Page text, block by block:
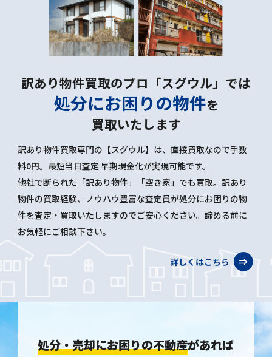
訳あり物件買取のプロ「スグウル」では
処分にお困りの物件を
買取いたします
訳あり物件買取専門の【スグウル】は、直接買取なので手数
料0円。最短当日査定 早期現金化が実現可能です。
他社で断られた「訳あり物件」「空き家」でも買取。訳あり
物件の買取経験、ノウハウ豊富な査定員が処分にお困りの物
件を査定・買取いたしますのでご安心ください。諦める前に
お気軽にご相談下さい。
詳しくはこちら
処分・売却にお困りの不動産があれば